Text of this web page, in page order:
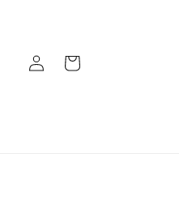
グ
イ
ー